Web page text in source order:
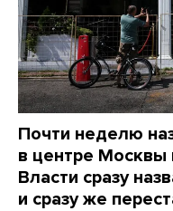
Почти неделю
в центре Москвы
Власти сразу
и сразу же